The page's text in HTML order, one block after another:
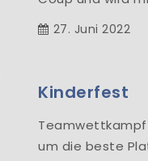
27. Juni 2022
Kinderfest
Teamwettkampf
um die beste